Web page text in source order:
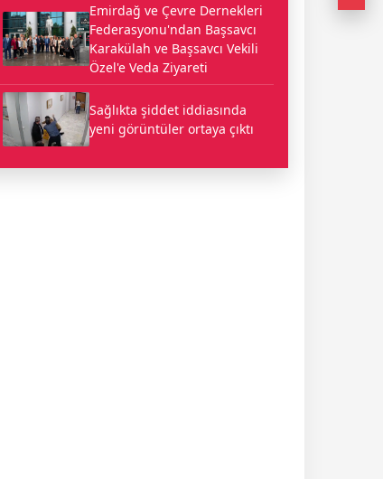
Emirdağ ve Çevre Dernekleri
Federasyonu'ndan Başsavcı
Karakülah ve Başsavcı Vekili
Özel'e Veda Ziyareti
Sağlıkta şiddet iddiasında
yeni görüntüler ortaya çıktı